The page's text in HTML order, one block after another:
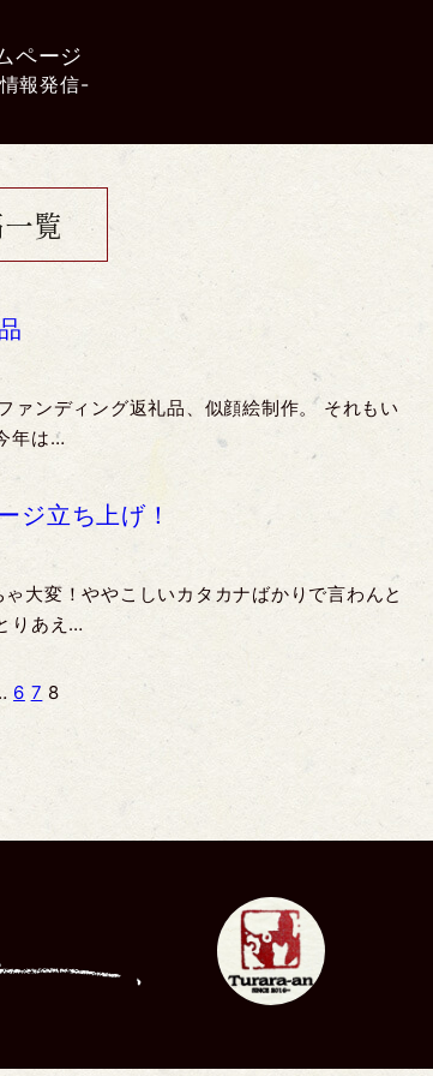
ページ
報発信-
覧
ァンディング返礼品、似顔絵制作。 それもい
年は…
ジ立ち上げ！
大変！ややこしいカタカナばかりで言わんと
りあえ…
6 7 8